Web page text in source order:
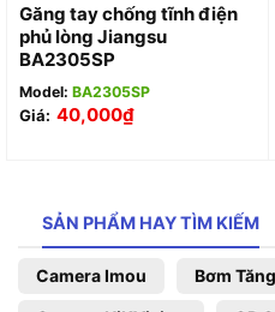
Găng tay chống tĩnh điện
phủ lòng Jiangsu
BA2305SP
Model: BA2305SP
Giá: 40,000₫
SẢN PHẨM HAY TÌM KIẾM
Camera Imou Bơm